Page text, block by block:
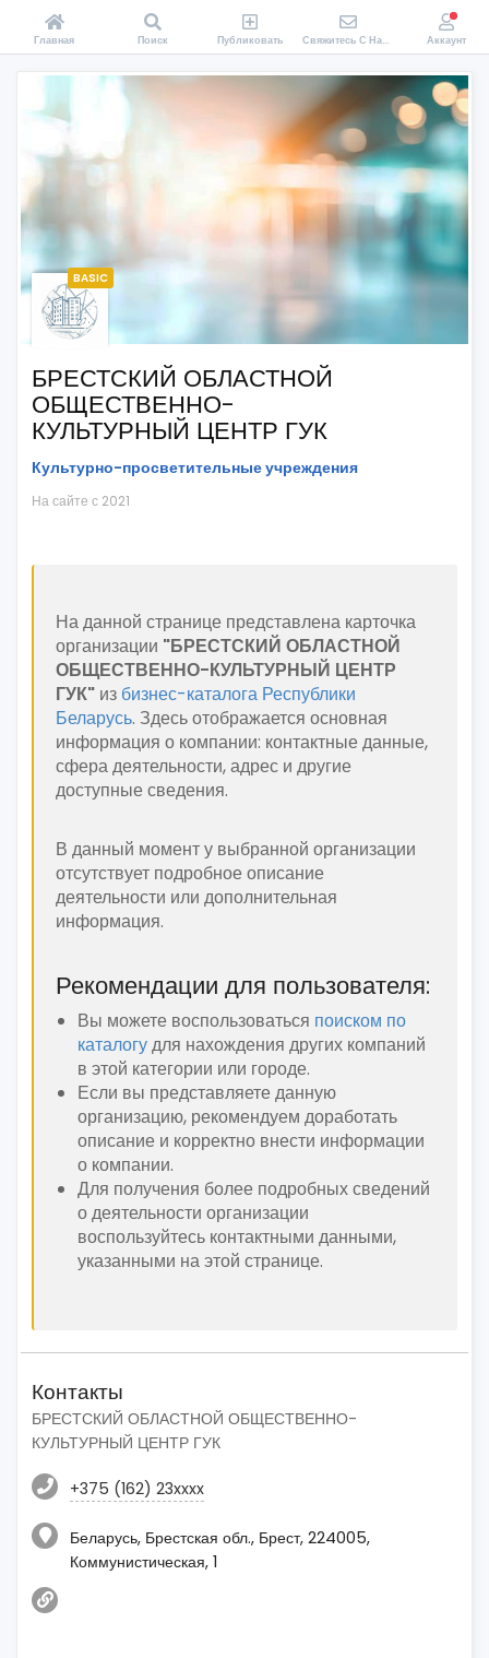
BASIC
БРЕСТСКИЙ ОБЛАСТНОЙ
ОБЩЕСТВЕННО-
КУЛЬТУРНЫЙ ЦЕНТР ГУК
Культурно-просветительные учреждения
На сайте с 2021
На данной странице представлена карточка
организации "БРЕСТСКИЙ ОБЛАСТНОЙ
ОБЩЕСТВЕННО-КУЛЬТУРНЫЙ ЦЕНТР
ГУК" из бизнес-каталога Республики
Беларусь. Здесь отображается основная
информация о компании: контактные данные,
сфера деятельности, адрес и другие
доступные сведения.
В данный момент у выбранной организации
отсутствует подробное описание
деятельности или дополнительная
информация.
Рекомендации для пользователя:
Вы можете воспользоваться поиском по
каталогудля нахождения других компаний
в этой категории или городе.
Если вы представляете данную
организацию, рекомендуем доработать
описание и корректно внести информации
о компании.
Для получения более подробных сведений
о деятельности организации
воспользуйтесь контактными данными,
указанными на этой странице.
Контакты
БРЕСТСКИЙ ОБЛАСТНОЙ ОБЩЕСТВЕННО-
КУЛЬТУРНЫЙ ЦЕНТР ГУК
+375 (162) 23xxxx
Беларусь, Брестская обл., Брест, 224005,
Коммунистическая, 1
Главная Поиск Публиковать Свяжитесь С Нами Аккаунт